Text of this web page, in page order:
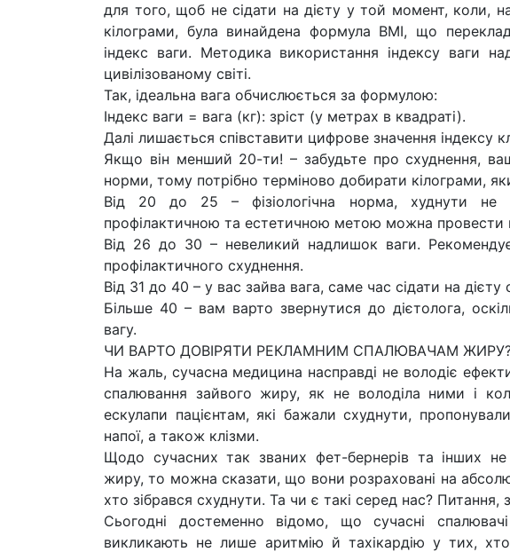
для того, щоб не сідати на дієту у той момент, коли,
кілограми, була винайдена формула ВМІ, що
індекс ваги. Методика використання індексу ваги
цивілізованому світі.
Так, ідеальна вага обчислюється за формулою:
Індекс ваги = вага (кг): зріст (у метрах в квадраті).
Далі лишається співставити цифрове значення індексу
Якщо він менший 20-ти! – забудьте про схуднення,
норми, тому потрібно терміново добирати кілограми,
Від 20 до 25 – фізіологічна норма, худнути не
профілактичною та естетичною метою можна провести
Від 26 до 30 – невеликий надлишок ваги.
профілактичного схуднення.
Від 31 до 40 – у вас зайва вага, саме час сідати на
Більше 40 – вам варто звернутися до дієтолога,
вагу.
ЧИ ВАРТО ДОВІРЯТИ РЕКЛАМНИМ СПАЛЮВАЧАМ
На жаль, сучасна медицина насправді не володіє
спалювання зайвого жиру, як не володіла ними і
ескулапи пацієнтам, які бажали схуднути,
напої, а також клізми.
Щодо сучасних так званих фет-бернерів та інших
жиру, то можна сказати, що вони розраховані на
хто зібрався схуднути. Та чи є такі серед нас? Питання,
Сьогодні достеменно відомо, що сучасні
викликають не лише аритмію й тахікардію у тих,